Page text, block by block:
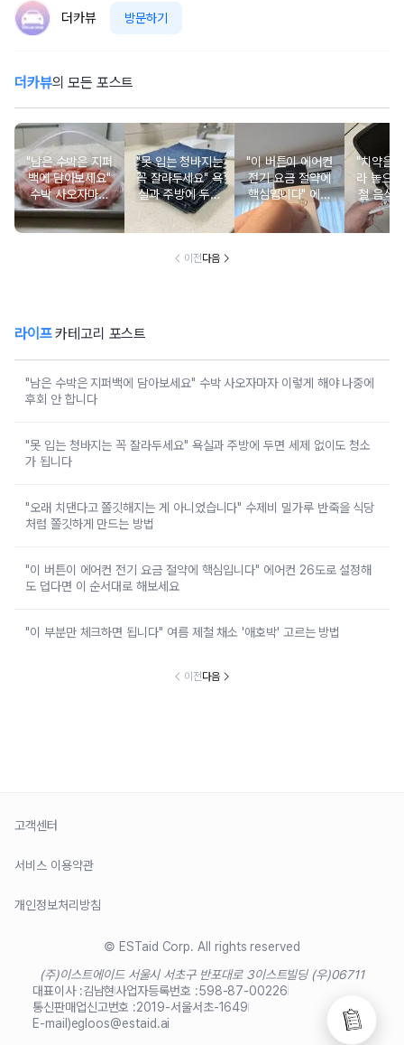
더카뷰 방문하기
더카뷰의 모든 포스트
"남은 수박은 지퍼
백에 담아보세요"
수박 사오자마자
이렇게 해야 나중
에 후회 안 합니다
"못 입는 청바지는
꼭 잘라두세요" 욕
실과 주방에 두면
세제 없이도 청소
가 됩니다
"이 버튼이 에어컨
전기 요금 절약에
핵심입니다" 에어
컨 26도로 설정해
도 덥다면 이 순서
"치약을
라 놓으
철 음식
통에 초
사라
이전다음
라이프카테고리 포스트
"남은 수박은 지퍼백에 담아보세요" 수박 사오자마자 이렇게 해야 나중에
후회 안 합니다
"못 입는 청바지는 꼭 잘라두세요" 욕실과 주방에 두면 세제 없이도 청소
가 됩니다
"오래 치댄다고 쫄깃해지는 게 아니었습니다" 수제비 밀가루 반죽을 식당
처럼 쫄깃하게 만드는 방법
"이 버튼이 에어컨 전기 요금 절약에 핵심입니다" 에어컨 26도로 설정해
도 덥다면 이 순서대로 해보세요
"이 부분만 체크하면 됩니다" 여름 제철 채소 '애호박' 고르는 방법
이전다음
고객센터
서비스 이용약관
개인정보처리방침
© ESTaid Corp. All rights reserved
(주)이스트에이드 서울시 서초구 반포대로 3이스트빌딩 (우)06711
대표이사 :김남현사업자등록번호 :598-87-00226
통신판매업신고번호 :2019-서울서초-1649
E-mail)egloos@estaid.ai